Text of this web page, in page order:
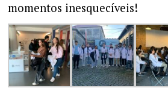
momentos inesquecíveis!